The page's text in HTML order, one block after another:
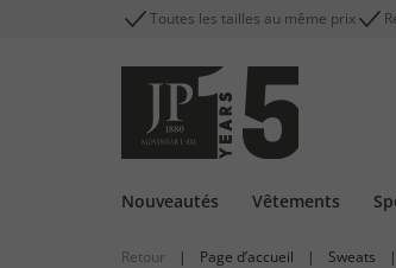
Toutes les tailles au même prix
Nouveautés Vêtements
Retour | Page d’accueil | Sweats |